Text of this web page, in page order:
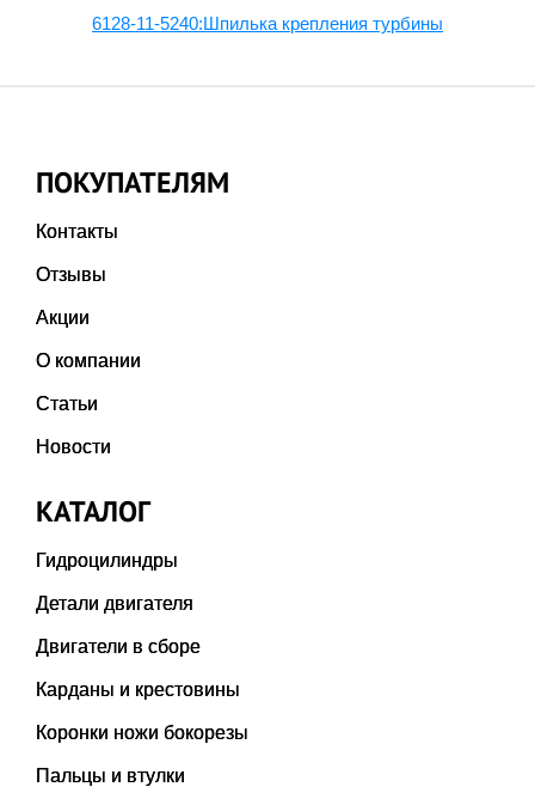
6128-11-5240:Шпилька крепления турбины
ПОКУПАТЕЛЯМ
Контакты
Отзывы
Акции
О компании
Статьи
Новости
КАТАЛОГ
Гидроцилиндры
Детали двигателя
Двигатели в сборе
Карданы и крестовины
Коронки ножи бокорезы
Пальцы и втулки